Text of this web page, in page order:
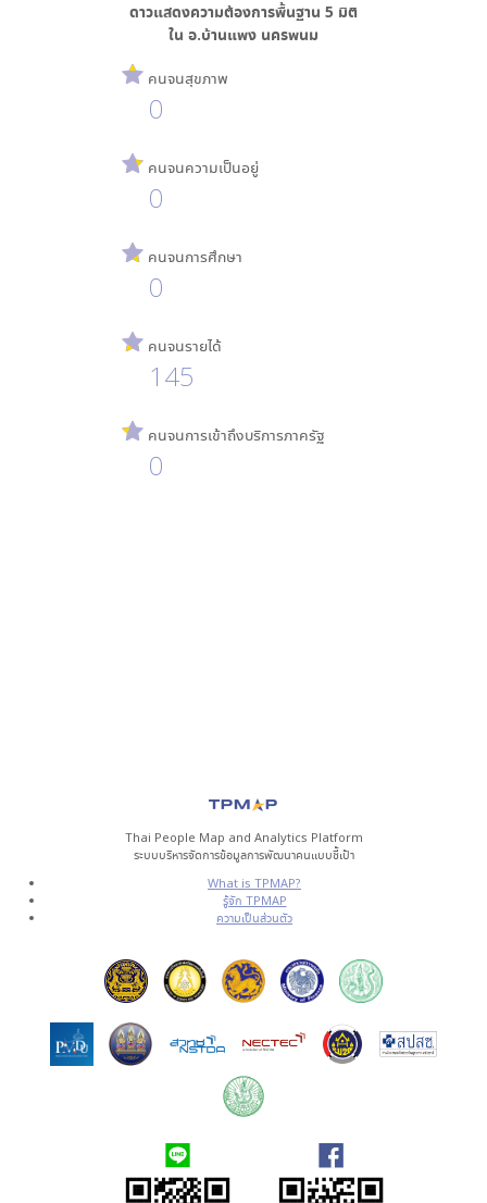
ดาวแสดงความต้องการพื้นฐาน 5 มิติ
ใน อ.บ้านแพง นครพนม
คนจนสุขภาพ
0
คนจนความเป็นอยู่
0
คนจนการศึกษา
0
คนจนรายได้
145
คนจนการเข้าถึงบริการภาครัฐ
0
Thai People Map and Analytics Platform
ระบบบริหารจัดการข้อมูลการพัฒนาคนแบบชี้เป้า
What is TPMAP?
รู้จัก TPMAP
ความเป็นส่วนตัว